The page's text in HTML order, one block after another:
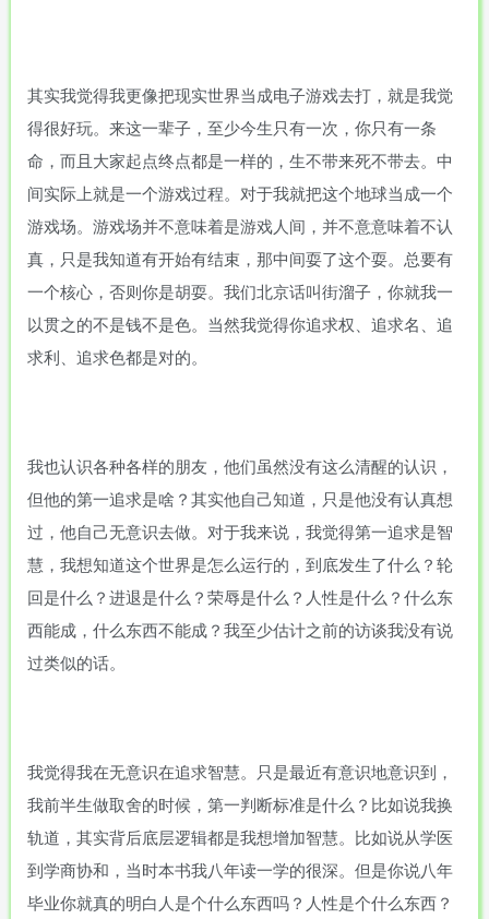
其实我觉得我更像把现实世界当成电子游戏去打，就是我觉
得很好玩。来这一辈子，至少今生只有一次，你只有一条
命，而且大家起点终点都是一样的，生不带来死不带去。中
间实际上就是一个游戏过程。对于我就把这个地球当成一个
游戏场。游戏场并不意味着是游戏人间，并不意意味着不认
真，只是我知道有开始有结束，那中间耍了这个耍。总要有
一个核心，否则你是胡耍。我们北京话叫街溜子，你就我一
以贯之的不是钱不是色。当然我觉得你追求权、追求名、追
求利、追求色都是对的。
我也认识各种各样的朋友，他们虽然没有这么清醒的认识，
但他的第一追求是啥？其实他自己知道，只是他没有认真想
过，他自己无意识去做。对于我来说，我觉得第一追求是智
慧，我想知道这个世界是怎么运行的，到底发生了什么？轮
回是什么？进退是什么？荣辱是什么？人性是什么？什么东
西能成，什么东西不能成？我至少估计之前的访谈我没有说
过类似的话。
我觉得我在无意识在追求智慧。只是最近有意识地意识到，
我前半生做取舍的时候，第一判断标准是什么？比如说我换
轨道，其实背后底层逻辑都是我想增加智慧。比如说从学医
到学商协和，当时本书我八年读一学的很深。但是你说八年
毕业你就真的明白人是个什么东西吗？人性是个什么东西？